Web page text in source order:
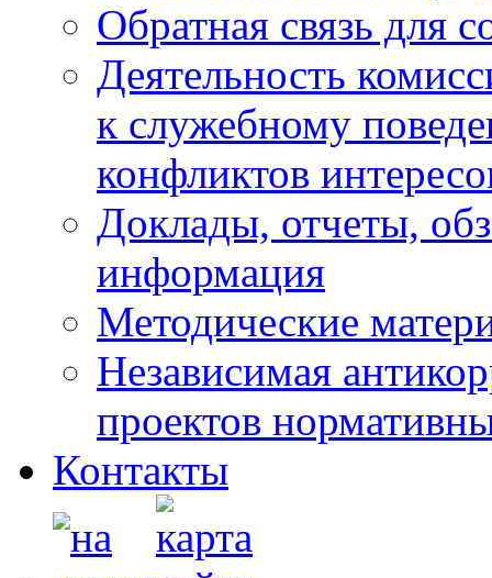
Обратная связь для
Деятельность
к служебному
конфликтов
Доклады, отчеты,
информация
Методические
Независимая
проектов
Контакты